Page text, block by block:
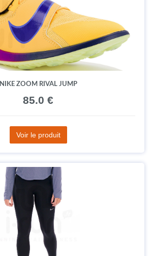
NIKE ZOOM RIVAL JUMP
85.0 €
Voir le produit